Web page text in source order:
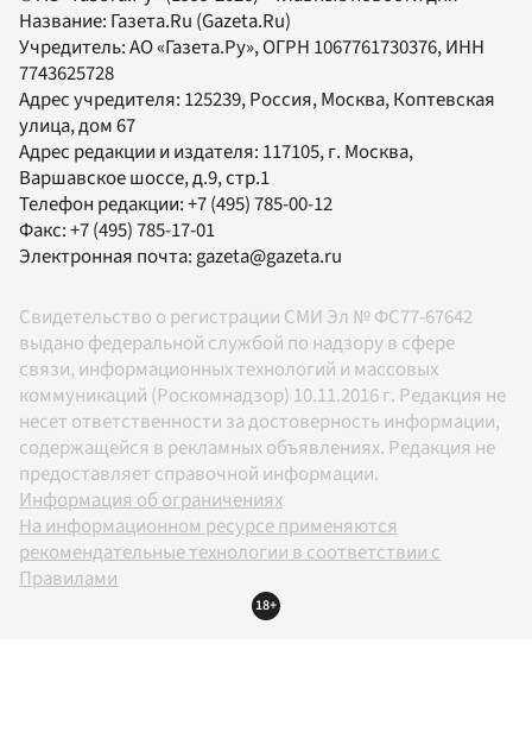
Название: Газета.Ru (Gazeta.Ru)
Учредитель:АО «Газета.Ру», ОГРН 1067761730376, ИНН
7743625728
Адрес учредителя: 125239, Россия, Москва, Коптевская
улица, дом 67
Адрес редакции и издателя: 117105, г. Москва,
Варшавское шоссе, д.9, стр.1
Телефон редакции:+7 (495) 785-00-12
Факс:+7 (495) 785-17-01
Электронная почта:gazeta@gazeta.ru
Свидетельство о регистрации СМИ Эл № ФС77-67642
выдано федеральной службой по надзору в сфере
связи, информационных технологий и массовых
коммуникаций (Роскомнадзор) 10.11.2016 г. Редакция не
несет ответственности за достоверность информации,
содержащейся в рекламных объявлениях. Редакция не
предоставляет справочной информации.
Информация об ограничениях
На информационном ресурсе применяются
рекомендательные технологии в соответствии с
Правилами
18+